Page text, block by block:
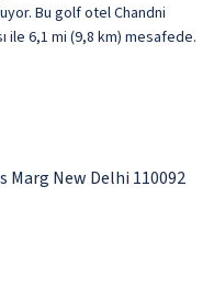
Bu golf otel Chandni
ile 6,1 mi (9,8 km) mesafede.
Marg New Delhi 110092